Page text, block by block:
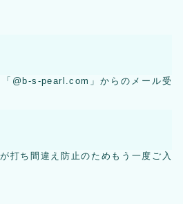
@b-s-pearl.com」からのメール受
打ち間違え防止のためもう一度ご入